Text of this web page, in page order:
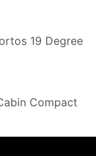
19 Degree
Compact